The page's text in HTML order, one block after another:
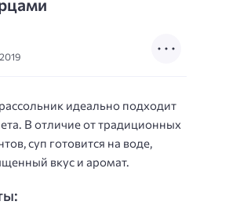
идеально подходит
В отличие от традиционных
суп готовится на воде,
вкус и аромат.